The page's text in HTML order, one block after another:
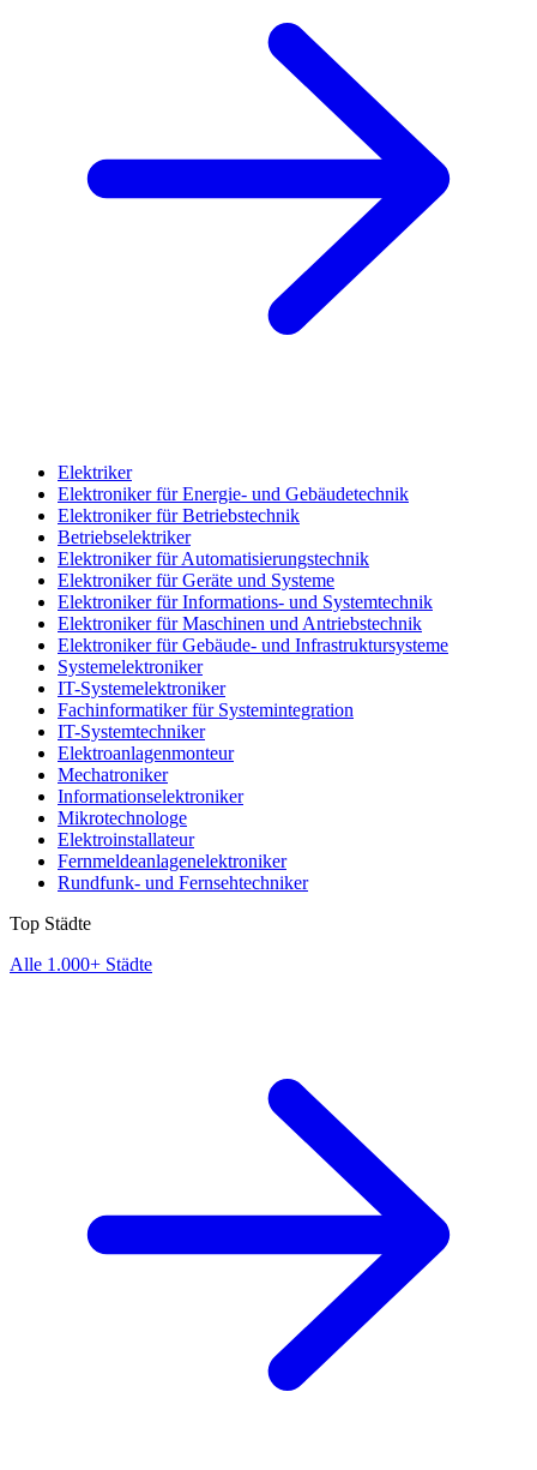
Elektriker
Elektroniker für Energie- und Gebäudetechnik
Elektroniker für Betriebstechnik
Betriebselektriker
Elektroniker für Automatisierungstechnik
Elektroniker für Geräte und Systeme
Elektroniker für Informations- und Systemtechnik
Elektroniker für Maschinen und Antriebstechnik
Elektroniker für Gebäude- und Infrastruktursysteme
Systemelektroniker
IT-Systemelektroniker
Fachinformatiker für Systemintegration
IT-Systemtechniker
Elektroanlagenmonteur
Mechatroniker
Informationselektroniker
Mikrotechnologe
Elektroinstallateur
Fernmeldeanlagenelektroniker
Rundfunk- und Fernsehtechniker
Top Städte
Alle 1.000+ Städte